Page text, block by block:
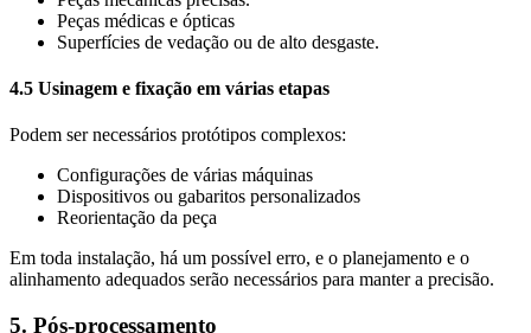
Peças médicas e ópticas
Superfícies de vedação ou de alto desgaste.
4.5 Usinagem e fixação em várias etapas
Podem ser necessários protótipos complexos:
Configurações de várias máquinas
Dispositivos ou gabaritos personalizados
Reorientação da peça
Em toda instalação, há um possível erro, e o planejamento e o
alinhamento adequados serão necessários para manter a precisão.
5. Pós-processamento